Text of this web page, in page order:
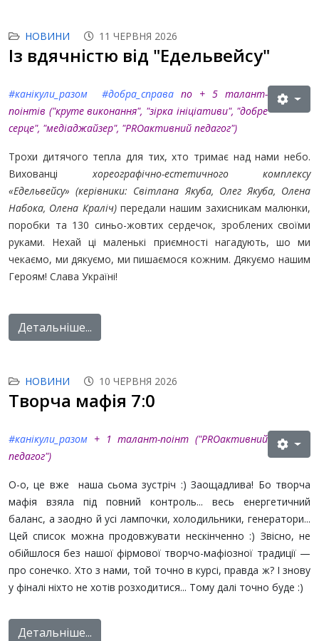
НОВИНИ 11 ЧЕРВНЯ 2026
Із вдячністю від "Едельвейсу"
#канікули_разом #добра_справа по + 5 талант-
поінтів ("круте виконання", "зірка ініціативи", "добре
серце", "медіаджайзер", "PROактивний педагог")
Трохи дитячого тепла для тих, хто тримає над нами небо.
Вихованціхореографічно-естетичного комплексу
«Едельвейсу» (керівники: Світлана Якуба, Олег Якуба, Олена
Набока, Олена Краліч)передали нашим захисникам малюнки,
поробки та 130 синьо-жовтих сердечок, зроблених своїми
руками. Нехай ці маленькі приємності нагадують, шо ми
чекаємо, ми дякуємо, ми пишаємося кожним. Дякуємо нашим
Героям! Слава Україні!
Детальніше...
НОВИНИ 10 ЧЕРВНЯ 2026
Творча мафія 7:0
#канікули_разом + 1 талант-поінт ("PROактивний
педагог")
О-о, це вже наша сьома зустріч :) Заощадлива! Бо творча
мафія взяла під повний контроль... весь енергетичний
баланс, а заодно й усі лампочки, холодильники, генератори...
Цей список можна продовжувати нескінченно :) Звісно, не
обійшлося без нашої фірмової творчо-мафіозної традиції —
про сонечко. Хто з нами, той точно в курсі, правда ж? І знову
у фіналі ніхто не хотів розходитися... Тому далі точно буде :)
Детальніше...